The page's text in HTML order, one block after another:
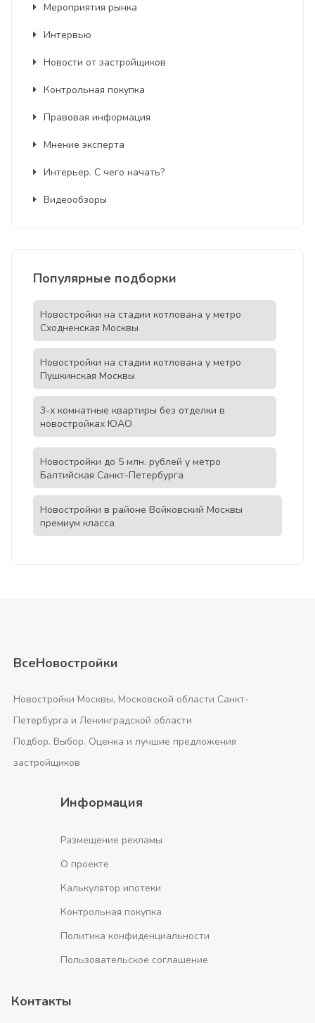
Мероприятия рынка
Интервью
Новости от застройщиков
Контрольная покупка
Правовая информация
Мнение эксперта
Интерьер. С чего начать?
Видеообзоры
Популярные подборки
Новостройки на стадии котлована у метро
Сходненская Москвы
Новостройки на стадии котлована у метро
Пушкинская Москвы
3-х комнатные квартиры без отделки в
новостройках ЮАО
Новостройки до 5 млн. рублей у метро
Балтийская Санкт-Петербурга
Новостройки в районе Войковский Москвы
премиум класса
ВсеНовостройки
Новостройки Москвы, Московской области Санкт-
Петербурга и Ленинградской области
Подбор. Выбор. Оценка и лучшие предложения
застройщиков
Информация
Размещение рекламы
О проекте
Калькулятор ипотеки
Контрольная покупка
Политика конфиденциальности
Пользовательское соглашение
Контакты